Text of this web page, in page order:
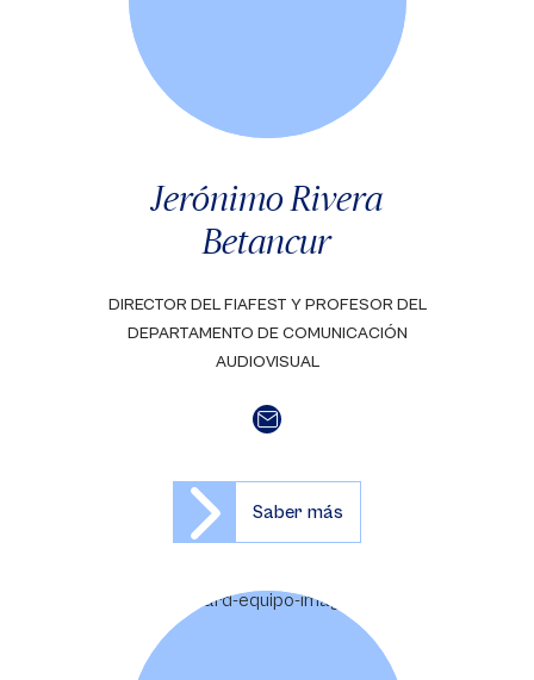
Jerónimo Rivera
Betancur
DIRECTOR DEL FIAFEST Y PROFESOR DEL
DEPARTAMENTO DE COMUNICACIÓN
AUDIOVISUAL
Saber más